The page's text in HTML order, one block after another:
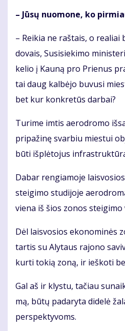
– Jū­sų nuo­mo­ne, ko
– Rei­kia ne raš­tais, o
do­vais, Su­si­sie­ki­mo
ke­lio į Kau­ną pro Prie­nus
tai daug kal­bė­jo bu­vu­si
bet kur kon­kre­tūs dar­bai?
Tu­ri­me im­tis ae­ro­dro­mo
pri­pa­ži­nę svar­biu mies­tui
bū­ti iš­plė­to­jus
Da­bar ren­gia­mo­je
stei­gi­mo stu­di­jo­je
vie­na iš šios zo­nos stei­gi­mo
Dėl lais­vo­sios eko­no­mi­nės
tar­tis su Aly­taus ra­jo­no
kur­ti to­kią zo­ną, ir ieš­ko­ti
Gal aš ir klys­tu, ta­čiau
mą, bū­tų padaryta didelė
perspektyvoms.